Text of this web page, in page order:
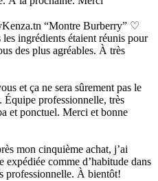
“Montre Burberry” ♡
ingrédients étaient réunis pour
des plus agréables. À très
et ça ne sera sûrement pas le
Équipe professionnelle, très
et ponctuel. Merci et bonne
mon cinquième achat, j’ai
expédiée comme d’habitude dans
professionnelle. À bientôt!